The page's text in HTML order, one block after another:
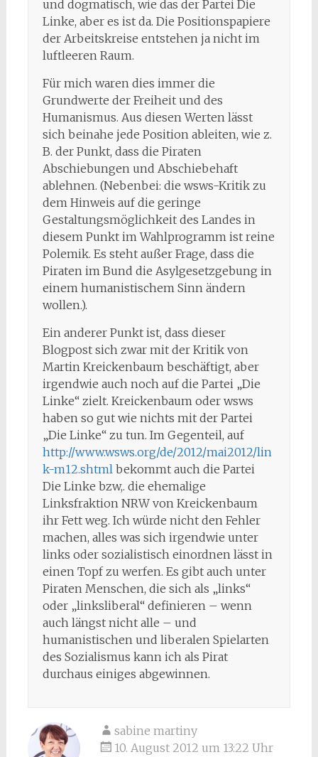
und dogmatisch, wie das der Partei Die
Linke, aber es ist da. Die Positionspapiere
der Arbeitskreise entstehen ja nicht im
luftleeren Raum.
Für mich waren dies immer die
Grundwerte der Freiheit und des
Humanismus. Aus diesen Werten lässt
sich beinahe jede Position ableiten, wie z.
B. der Punkt, dass die Piraten
Abschiebungen und Abschiebehaft
ablehnen. (Nebenbei: die wsws-Kritik zu
dem Hinweis auf die geringe
Gestaltungsmöglichkeit des Landes in
diesem Punkt im Wahlprogramm ist reine
Polemik. Es steht außer Frage, dass die
Piraten im Bund die Asylgesetzgebung in
einem humanistischem Sinn ändern
wollen.).
Ein anderer Punkt ist, dass dieser
Blogpost sich zwar mit der Kritik von
Martin Kreickenbaum beschäftigt, aber
irgendwie auch noch auf die Partei „Die
Linke“ zielt. Kreickenbaum oder wsws
haben so gut wie nichts mit der Partei
„Die Linke“ zu tun. Im Gegenteil, auf
http://www.wsws.org/de/2012/mai2012/lin
k-m12.shtmlbekommt auch die Partei
Die Linke bzw,. die ehemalige
Linksfraktion NRW von Kreickenbaum
ihr Fett weg. Ich würde nicht den Fehler
machen, alles was sich irgendwie unter
links oder sozialistisch einordnen lässt in
einen Topf zu werfen. Es gibt auch unter
Piraten Menschen, die sich als „links“
oder „linksliberal“ definieren – wenn
auch längst nicht alle – und
humanistischen und liberalen Spielarten
des Sozialismus kann ich als Pirat
durchaus einiges abgewinnen.
sabine martiny
10. August 2012 um 13:22 Uhr